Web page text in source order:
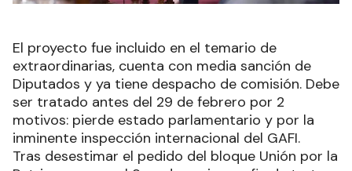
El proyecto fue incluido en el temario de
extraordinarias, cuenta con media sanción de
Diputados y ya tiene despacho de comisión. Debe
ser tratado antes del 29 de febrero por 2
motivos: pierde estado parlamentario y por la
inminente inspección internacional del GAFI.
Tras desestimar el pedido del bloque Unión por la